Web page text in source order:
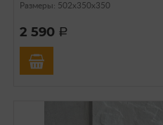
Размеры: 502х350х350
2 590 a